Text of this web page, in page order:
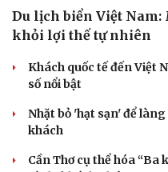
Du lịch biển Việt Nam:
khỏi lợi thế tự nhiên
Khách quốc tế đến Việt
số nổi bật
Nhặt bỏ 'hạt sạn' để
khách
Cần Thơ cụ thể hóa “Ba